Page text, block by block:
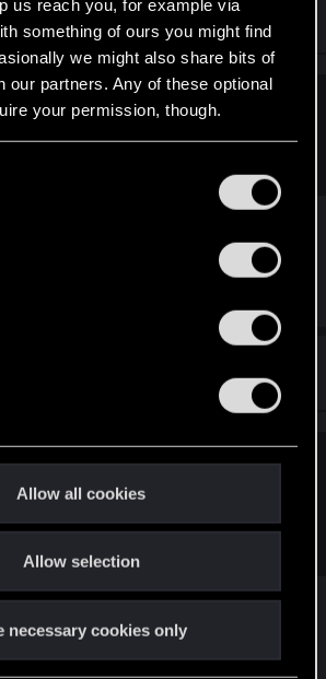
us reach you, for example via
something of ours you might find
we might also share bits of
our partners. Any of these optional
your permission, though.
regarding them in the
Allow all cookies
Allow selection
necessary cookies only
Forum veteran
Oct 30, 2021
это немного разные вещи.
что принесет больше
Oct 30, 2021
принесет больше очков
нильфов, а у нильфов
так и много и глиной не все